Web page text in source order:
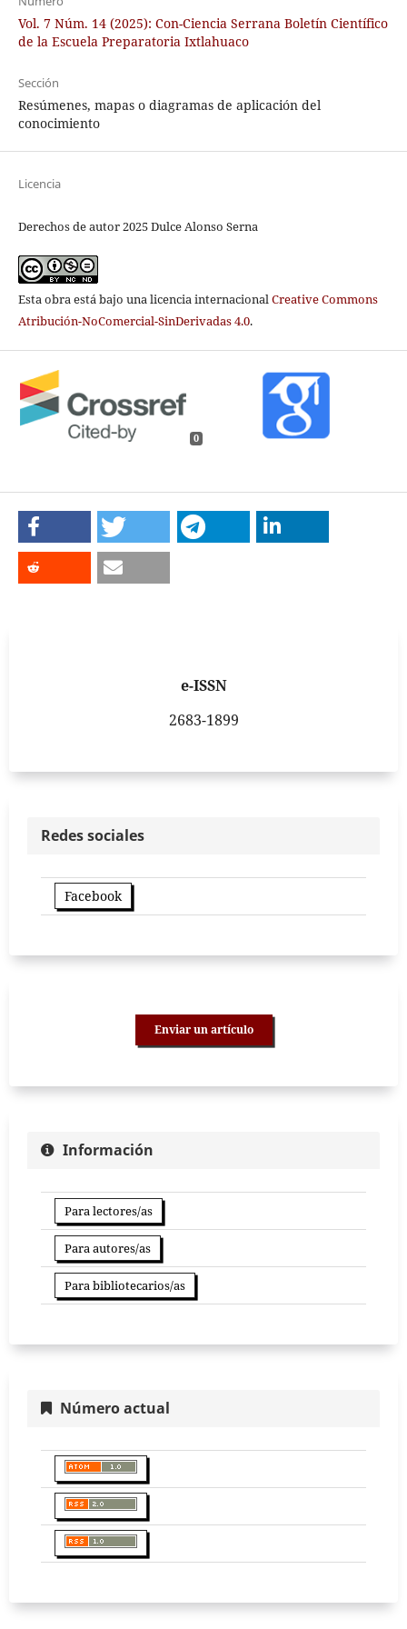
Vol. 7 Núm. 14 (2025): Con-Ciencia Serrana Boletín Científico
de la Escuela Preparatoria Ixtlahuaco
Sección
Resúmenes, mapas o diagramas de aplicación del
conocimiento
Licencia
Derechos de autor 2025 Dulce Alonso Serna
Esta obra está bajo una licencia internacionalCreative Commons
Atribución-NoComercial-SinDerivadas 4.0.
0
e-ISSN
2683-1899
Redes sociales
Facebook
Enviar un artículo
Información
Para lectores/as
Para autores/as
Para bibliotecarios/as
Número actual